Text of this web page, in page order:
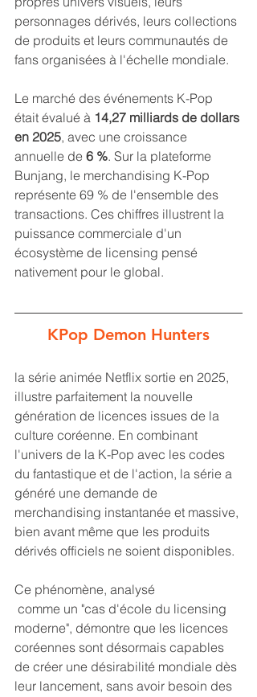
personnages dérivés, leurs collections
de produits et leurs communautés de
fans organisées à l'échelle mondiale.
Le marché des événements K-Pop
était évalué à 14,27 milliards de dollars
en 2025, avec une croissance
annuelle de 6 %. Sur la plateforme
Bunjang, le merchandising K-Pop
représente 69 % de l'ensemble des
transactions. Ces chiffres illustrent la
puissance commerciale d'un
écosystème de licensing pensé
nativement pour le global.
KPop Demon Hunters
la série animée Netflix sortie en 2025,
illustre parfaitement la nouvelle
génération de licences issues de la
culture coréenne. En combinant
l'univers de la K-Pop avec les codes
du fantastique et de l'action, la série a
généré une demande de
merchandising instantanée et massive,
bien avant même que les produits
dérivés officiels ne soient disponibles.
Ce phénomène, analysé
moderne", démontre que les licences
coréennes sont désormais capables
de créer une désirabilité mondiale dès
leur lancement, sans avoir besoin des